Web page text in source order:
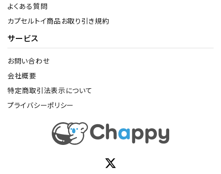
よくある質問
カプセルトイ商品お取り引き規約
サービス
お問い合わせ
会社概要
特定商取引法表示について
プライバシーポリシー